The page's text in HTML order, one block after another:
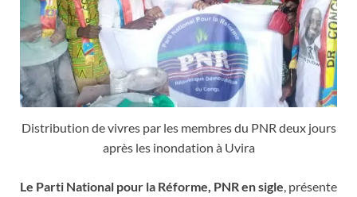
Distribution de vivres par les membres du PNR deux jours
après les inondation à Uvira
Le Parti National pour la Réforme, PNR en sigle , présente